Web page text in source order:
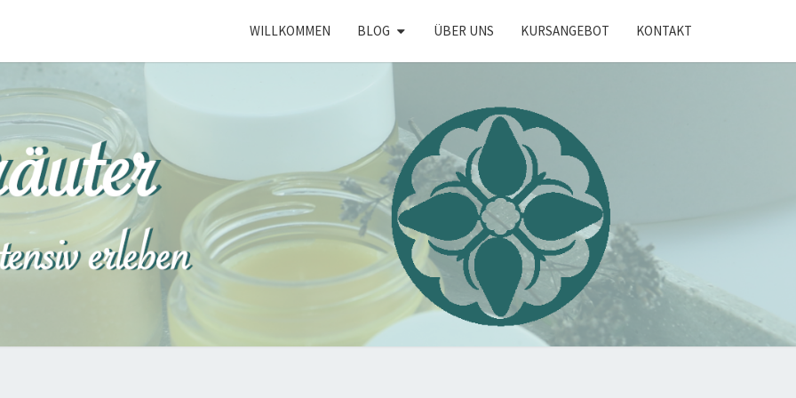
WILLKOMMEN BLOG ÜBER UNS KURSANGEBOT KONTAKT
NORDKRÄUTER
Kräuterkunde
Erleben